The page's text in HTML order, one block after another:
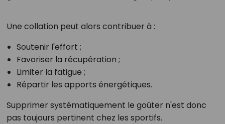
Une collation peut alors contribuer à :
Soutenir l'effort ;
Favoriser la récupération ;
Limiter la fatigue ;
Répartir les apports énergétiques.
Supprimer systématiquement le goûter n'est donc
pas toujours pertinent chez les sportifs.